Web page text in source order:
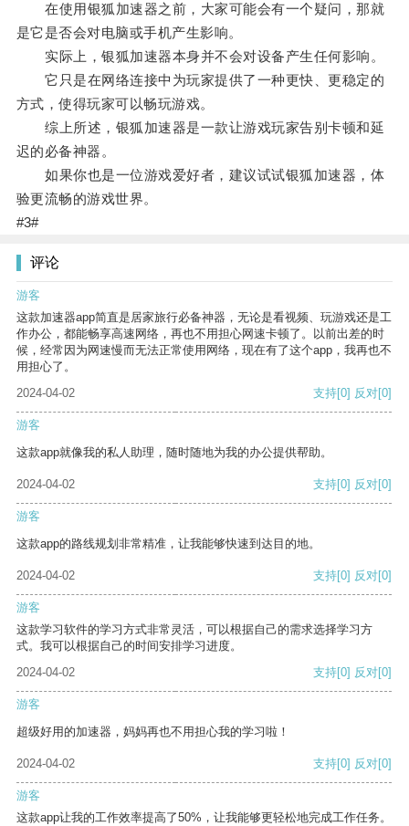
在使用银狐加速器之前，大家可能会有一个疑问，那就
是它是否会对电脑或手机产生影响。
实际上，银狐加速器本身并不会对设备产生任何影响。
它只是在网络连接中为玩家提供了一种更快、更稳定的
方式，使得玩家可以畅玩游戏。
综上所述，银狐加速器是一款让游戏玩家告别卡顿和延
迟的必备神器。
如果你也是一位游戏爱好者，建议试试银狐加速器，体
验更流畅的游戏世界。
#3#
评论
游客
这款加速器app简直是居家旅行必备神器，无论是看视频、玩游戏还是工
作办公，都能畅享高速网络，再也不用担心网速卡顿了。以前出差的时
候，经常因为网速慢而无法正常使用网络，现在有了这个app，我再也不
用担心了。
2024-04-02
支持[0] 反对[0]
游客
这款app就像我的私人助理，随时随地为我的办公提供帮助。
2024-04-02 支持[0] 反对[0]
游客
这款app的路线规划非常精准，让我能够快速到达目的地。
2024-04-02 支持[0] 反对[0]
游客
这款学习软件的学习方式非常灵活，可以根据自己的需求选择学习方
式。我可以根据自己的时间安排学习进度。
2024-04-02
支持[0] 反对[0]
游客
超级好用的加速器，妈妈再也不用担心我的学习啦！
2024-04-02 支持[0] 反对[0]
游客
这款app让我的工作效率提高了50%，让我能够更轻松地完成工作任务。